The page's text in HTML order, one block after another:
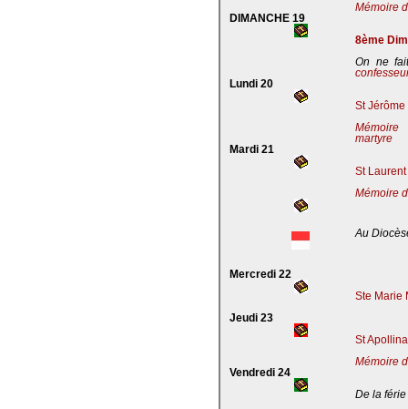
Mémoire
DIMANCHE 19
8ème
On ne
Lundi 20
St
Mémoire
martyre
Mardi 21
St
Mémoire
Au
Mercredi 22
Ste Marie
Jeudi 23
St
Mémoire
Vendredi 24
De la férie